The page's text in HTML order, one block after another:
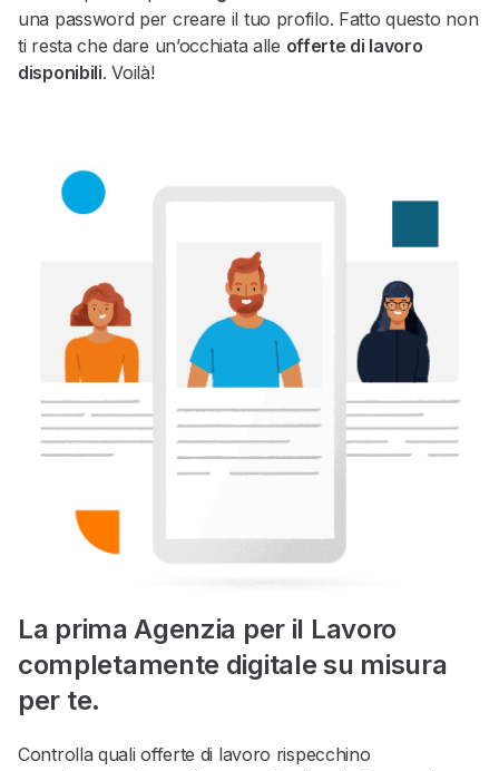
una password per creare il tuo profilo. Fatto questo non
ti resta che dare un’occhiata alle offerte di lavoro
disponibili. Voilà!
La prima Agenzia per il Lavoro
completamente digitale su misura
per te.
Controlla quali offerte di lavoro rispecchino